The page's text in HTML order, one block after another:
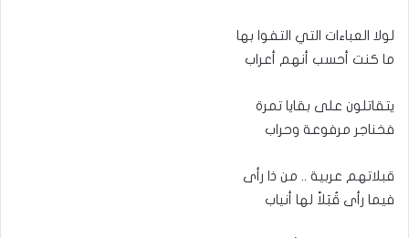
لولا العباءات التي التفوا بها
ما كنت أحسب أنهم أعراب
يتقاتلون على بقايا تمرة
فخناجر مرفوعة وحراب
قبلاتهم عربية .. من ذا رأى
فيما رأى قُبَلاً لها أنياب